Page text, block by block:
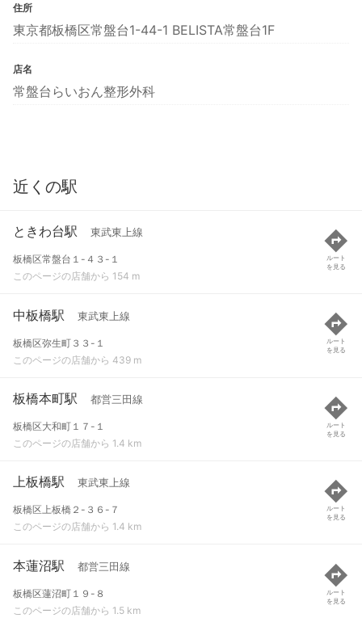
住所
東京都板橋区常盤台1-44-1 BELISTA常盤台1F
店名
常盤台らいおん整形外科
近くの駅
ときわ台駅 東武東上線
板橋区常盤台１-４３-１
このページの店舗から 154 m
ルート
を見る
中板橋駅 東武東上線
板橋区弥生町３３-１
このページの店舗から 439 m
ルート
を見る
板橋本町駅 都営三田線
板橋区大和町１７-１
このページの店舗から 1.4 km
ルート
を見る
上板橋駅 東武東上線
板橋区上板橋２-３６-７
このページの店舗から 1.4 km
ルート
を見る
本蓮沼駅 都営三田線
板橋区蓮沼町１９-８
このページの店舗から 1.5 km
ルート
を見る